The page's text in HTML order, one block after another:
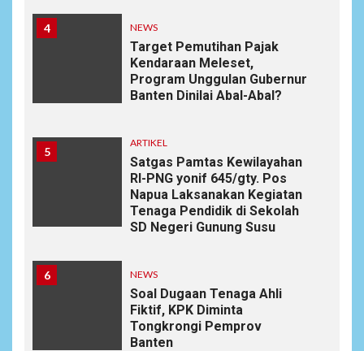
4 NEWS
Target Pemutihan Pajak
Kendaraan Meleset,
Program Unggulan Gubernur
Banten Dinilai Abal-Abal?
5
ARTIKEL
Satgas Pamtas Kewilayahan
RI-PNG yonif 645/gty. Pos
Napua Laksanakan Kegiatan
Tenaga Pendidik di Sekolah
SD Negeri Gunung Susu
6 NEWS
Soal Dugaan Tenaga Ahli
Fiktif, KPK Diminta
Tongkrongi Pemprov
Banten